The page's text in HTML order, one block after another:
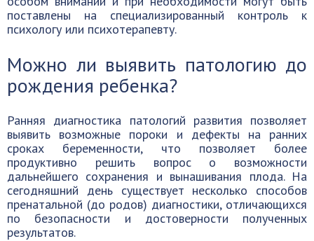
поставлены на специализированный контроль к
психологу или психотерапевту.
Можно ли выявить патологию до
рождения ребенка?
Ранняя диагностика патологий развития позволяет
выявить возможные пороки и дефекты на ранних
сроках беременности, что позволяет более
продуктивно решить вопрос о возможности
дальнейшего сохранения и вынашивания плода. На
сегодняшний день существует несколько способов
пренатальной (до родов) диагностики, отличающихся
по безопасности и достоверности полученных
результатов.